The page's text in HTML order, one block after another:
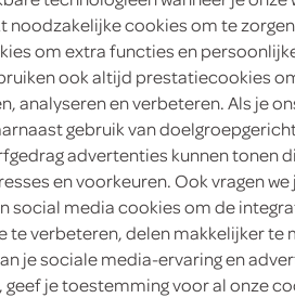
Bakker
noodzakelijke cookies om te
om extra functies en
ook altijd prestatiecookies
analyseren en verbeteren. Als je
gebruik van
advertenties kunnen tonen
en voorkeuren. Ook vragen we
social media cookies om de
te verbeteren, delen makkelijker te
je sociale media-ervaring en
geef je toestemming voor al onze